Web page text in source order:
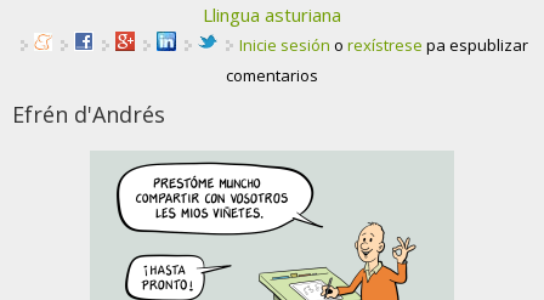
Llingua asturiana
Inicie sesión o rexístrese pa espublizar
comentarios
Efrén d'Andrés